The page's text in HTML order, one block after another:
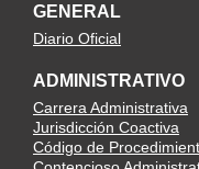
GENERAL
Diario Oficial
ADMINISTRATIVO
Carrera Administrativa
Jurisdicción Coactiva
Código de